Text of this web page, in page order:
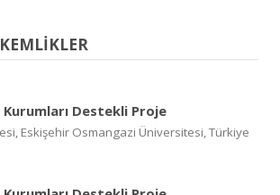
Destekli Proje
Eskişehir Osmangazi Üniversitesi, Türkiye